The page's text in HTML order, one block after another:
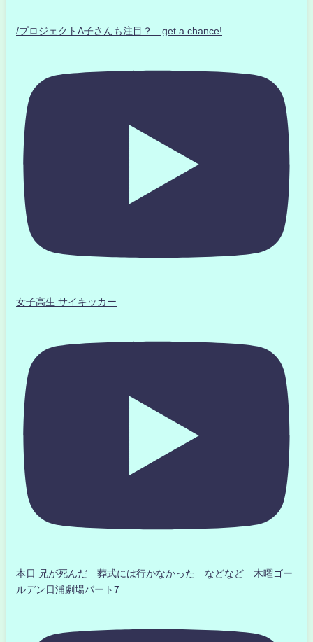
/プロジェクトA子さんも注目？ get a chance!
女子高生 サイキッカー
本日 兄が死んだ 葬式には行かなかった などなど 木曜ゴー
ルデン日浦劇場パート7